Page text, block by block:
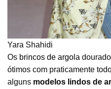
Yara Shahidi
Os brincos de argola
ótimos com praticamente
alguns modelos lindos de